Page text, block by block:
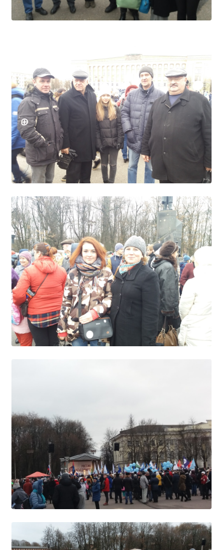
Структура и органы управления образовательной
организацией
Документы
Образование
Образовательные стандарты и требования
Руководство
Педагогический состав
Материально-техническое обеспечение и
оснащенность образовательного процесса.
Доступная среда
Платные образовательные услуги
Финансово-хозяйственная деятельность
Вакантные места для приёма (перевода)
Международное сотрудничество
Организация питания в образовательной
организации
УЧЕБНАЯ РАБОТА
Расписание занятий
Заочное отделение
Локальные акты
Дополнительное образование
Информационная безопасность
Информация для детей-сирот
Памятные даты военной истории
Пожарная безопасность
Программа воспитания
Противодействие терроризму
Работа педагога-психолога
Студенческий совет